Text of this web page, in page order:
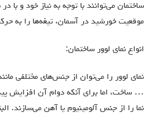
ساختمان می‌توانند با توجه به نیاز خود و با
موقعیت خورشید در آسمان، تیغه‌ها را به
انواع نمای لوور ساختمان:
نمای لوور را می‌توان از جنس‌های مختلفی
… ساخت، اما برای آنکه دوام آن افزایش
نما را از جنس آلومینیوم یا آهن می‌سازند.